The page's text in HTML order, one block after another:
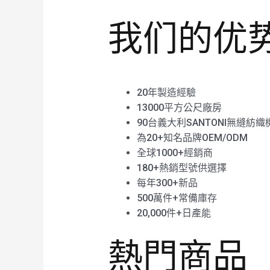
我们的优
20年製造經驗
13000平方公尺廠房
90台義大利SANTONI無縫紡織
為20+知名品牌OEM/ODM
全球1000+經銷商
180+熱銷型號供選擇
每年300+新品
500萬件+常備庫存
20,000件+日產能
熱門商品